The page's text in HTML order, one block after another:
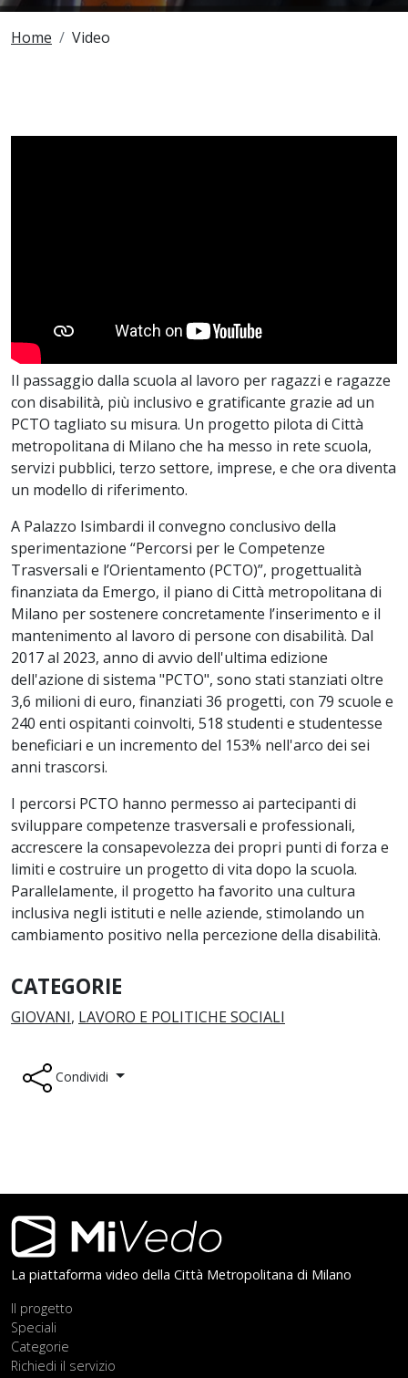
Breadcrumbs
Home Video
Il passaggio dalla scuola al lavoro per ragazzi e ragazze
con disabilità, più inclusivo e gratificante grazie ad un
PCTO tagliato su misura. Un progetto pilota di Città
metropolitana di Milano che ha messo in rete scuola,
servizi pubblici, terzo settore, imprese, e che ora diventa
un modello di riferimento.
A Palazzo Isimbardi il convegno conclusivo della
sperimentazione “Percorsi per le Competenze
Trasversali e l’Orientamento (PCTO)”, progettualità
finanziata da Emergo, il piano di Città metropolitana di
Milano per sostenere concretamente l’inserimento e il
mantenimento al lavoro di persone con disabilità. Dal
2017 al 2023, anno di avvio dell'ultima edizione
dell'azione di sistema "PCTO", sono stati stanziati oltre
3,6 milioni di euro, finanziati 36 progetti, con 79 scuole e
240 enti ospitanti coinvolti, 518 studenti e studentesse
beneficiari e un incremento del 153% nell'arco dei sei
anni trascorsi.
I percorsi PCTO hanno permesso ai partecipanti di
sviluppare competenze trasversali e professionali,
accrescere la consapevolezza dei propri punti di forza e
limiti e costruire un progetto di vita dopo la scuola.
Parallelamente, il progetto ha favorito una cultura
inclusiva negli istituti e nelle aziende, stimolando un
cambiamento positivo nella percezione della disabilità.
CATEGORIE
GIOVANI, LAVORO E POLITICHE SOCIALI
Condividi
La piattaforma video della Città Metropolitana di Milano
Il progetto
Speciali
Categorie
Richiedi il servizio